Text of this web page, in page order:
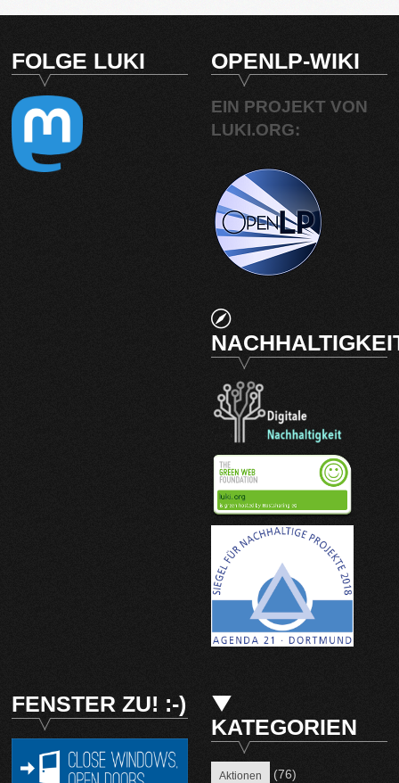
FOLGE LUKI OPENLP-WIKI
EIN PROJEKT VON
LUKI.ORG:
FENSTER ZU! :-)
KATEGORIEN
Aktionen (76)